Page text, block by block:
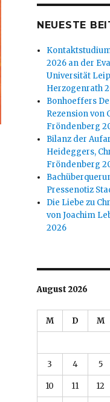
NEUESTE
2026 an der
Universität
Herzogenrath
Bonhoeffers
Rezension von
Fröndenberg
Bilanz der
Heideggers,
Fröndenberg
Pressenotiz
Die Liebe zu
von Joachim
2026
August 2026
M D M
3 4 5
10 11 12